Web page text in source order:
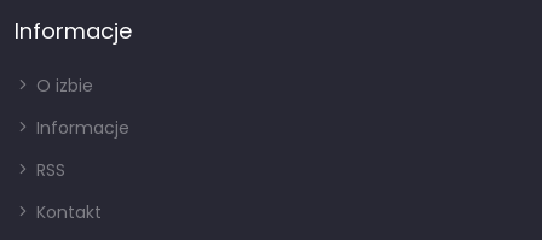
Informacje
O izbie
Informacje
RSS
Kontakt